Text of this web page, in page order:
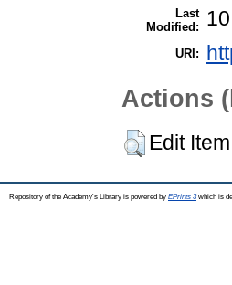
Last
Modified:
URI:
Actions
Edit Item
Repository of the Academy's Library is powered by EPrints 3which is